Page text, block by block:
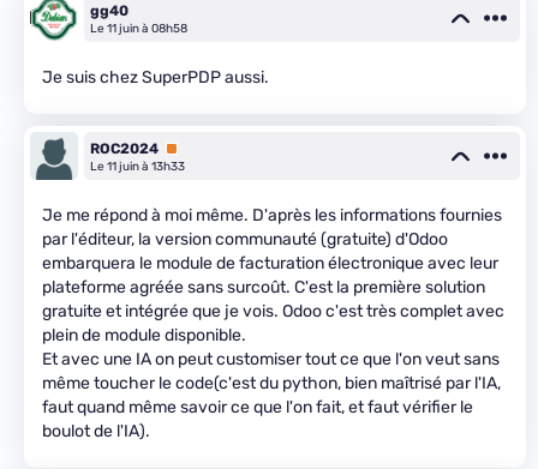
gg40
Le 11 juin à 08h58
Je suis chez SuperPDP aussi.
ROC2024 Premium
Le 11 juin à 13h33
Je me répond à moi même. D'après les informations fournies
par l'éditeur, la version communauté (gratuite) d'Odoo
embarquera le module de facturation électronique avec leur
plateforme agréée sans surcoût. C'est la première solution
gratuite et intégrée que je vois. Odoo c'est très complet avec
plein de module disponible.
Et avec une IA on peut customiser tout ce que l'on veut sans
même toucher le code(c'est du python, bien maîtrisé par l'IA,
faut quand même savoir ce que l'on fait, et faut vérifier le
boulot de l'IA).